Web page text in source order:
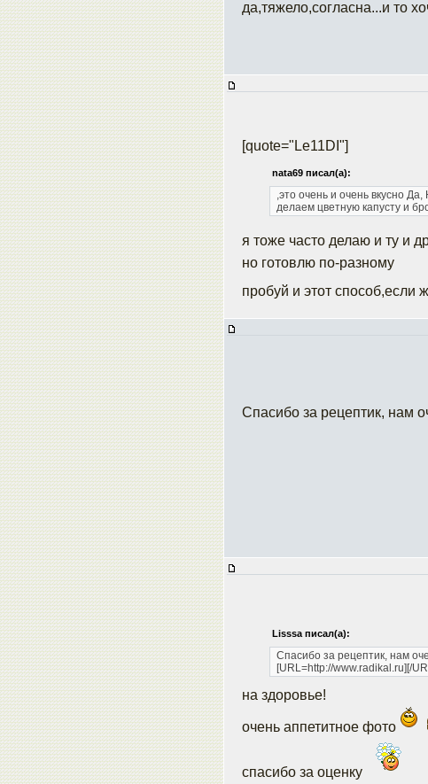
да,тяжело,согласна...и то
[quote="Le11DI"]
nata69 писал(а):
,это очень и очень вкусно Да,
делаем цветную капусту и
я тоже часто делаю и ту и
но готовлю по-разному
пробуй и этот способ,если
Спасибо за рецептик, нам
Lisssa писал(а):
Спасибо за рецептик, нам
[URL=http://www.radikal.ru][/
на здоровье!
очень аппетитное фото
спасибо за оценку